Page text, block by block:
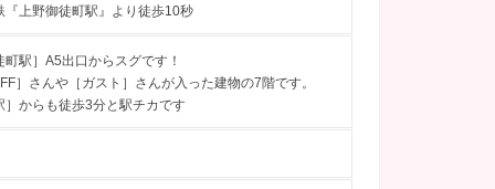
『上野御徒町駅』より徒歩10秒
町駅］A5出口からスグです！
］さんや［ガスト］さんが入った建物の7階です。
からも徒歩3分と駅チカです